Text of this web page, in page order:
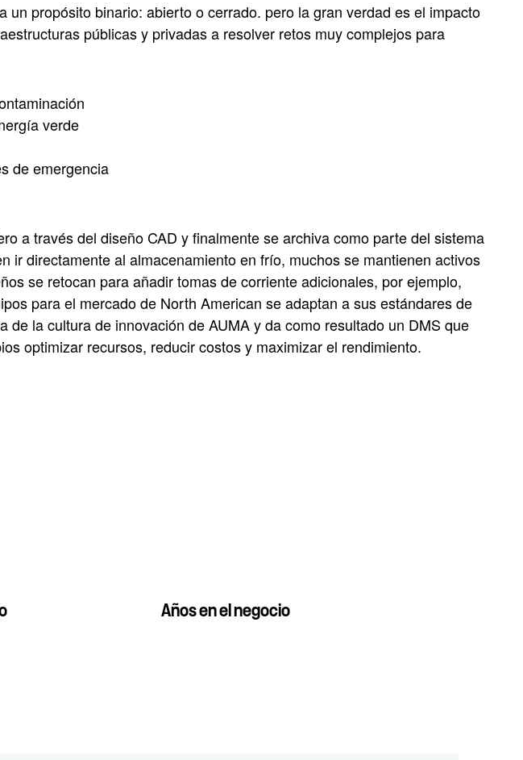
propósito binario: abierto o cerrado. pero la gran verdad es el impacto
públicas y privadas a resolver retos muy complejos para
verde
de emergencia
a través del diseño CAD y finalmente se archiva como parte del sistema
ir directamente al almacenamiento en frío, muchos se mantienen activos
se retocan para añadir tomas de corriente adicionales, por ejemplo,
para el mercado de North American se adaptan a sus estándares de
la cultura de innovación de AUMA y da como resultado un DMS que
optimizar recursos, reducir costos y maximizar el rendimiento.
Años en el negocio